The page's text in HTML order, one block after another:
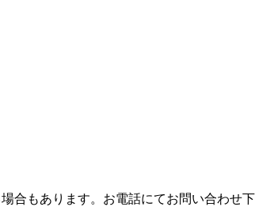
もあります。お電話にてお問い合わせ下